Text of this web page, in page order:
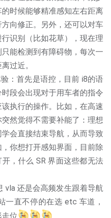
时候能够精准感知左右距离
向修正。另外，还可以对车
识别（比如花草），现在理
能检测到有障碍物，每次一
过近。
：首先是语控，目前 i8的语
段会出现对于用车者的指令
执行的操作。比如，在高速
然觉得不需要补能了：理想
会直接结束导航，从而导致
你想打开感知界面，目前除
，什么 SR 界面这些都无法
vla 还是会高频发生跟着导航
一直不停的在选 etc 车道，
位